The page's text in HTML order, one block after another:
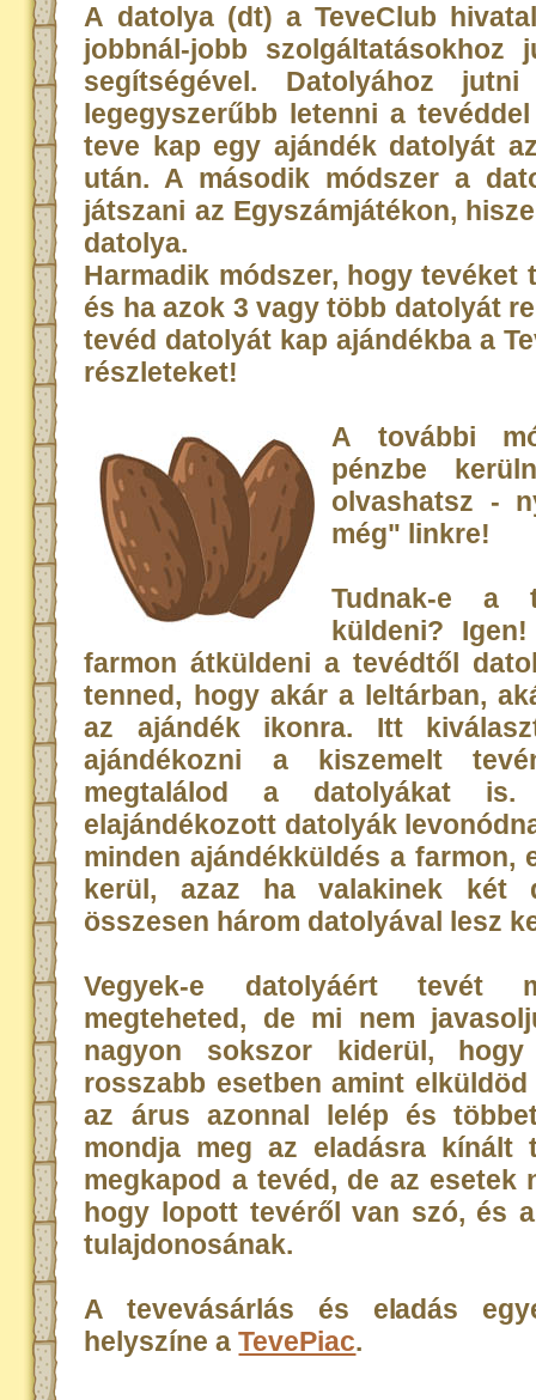
A datolya (dt) a TeveClub
jobbnál-jobb szolgáltatásokhoz
segítségével. Datolyához
legegyszerűbb letenni a
teve kap egy ajándék datolyát
után. A második módszer a
játszani az Egyszámjátékon,
datolya.
Harmadik módszer, hogy tevéket
és ha azok 3 vagy több datolyát
tevéd datolyát kap ajándékba a
részleteket!
A további
pénzbe
olvashatsz -
még" linkre!
Tudnak-e a
küldeni?
farmon átküldeni a tevédtől
tenned, hogy akár a leltárban,
az ajándék ikonra. Itt
ajándékozni a kiszemelt
megtalálod a datolyákat
elajándékozott datolyák
minden ajándékküldés a farmon,
kerül, azaz ha valakinek két
összesen három datolyával lesz
Vegyek-e datolyáért tevét
megteheted, de mi nem
nagyon sokszor kiderül,
rosszabb esetben amint
az árus azonnal lelép és
mondja meg az eladásra kínált
megkapod a tevéd, de az esetek
hogy lopott tevéről van szó, és
tulajdonosának.
A tevevásárlás és eladás
helyszíne aTevePiac.